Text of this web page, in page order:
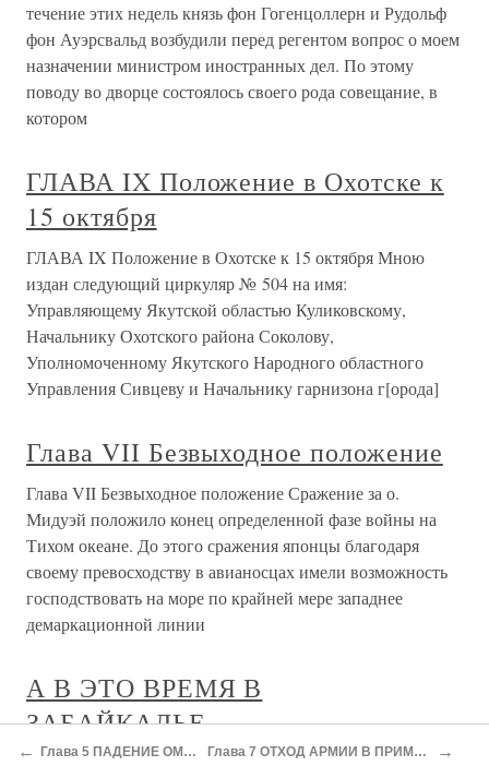
течение этих недель князь фон Гогенцоллерн и Рудольф
фон Ауэрсвальд возбудили перед регентом вопрос о моем
назначении министром иностранных дел. По этому
поводу во дворце состоялось своего рода совещание, в
котором
ГЛАВА IX Положение в Охотске к
15 октября
ГЛАВА IX Положение в Охотске к 15 октября Мною
издан следующий циркуляр № 504 на имя:
Управляющему Якутской областью Куликовскому,
Начальнику Охотского района Соколову,
Уполномоченному Якутского Народного областного
Управления Сивцеву и Начальнику гарнизона г[орода]
Глава VII Безвыходное положение
Глава VII Безвыходное положение Сражение за о.
Мидуэй положило конец определенной фазе войны на
Тихом океане. До этого сражения японцы благодаря
своему превосходству в авианосцах имели возможность
господствовать на море по крайней мере западнее
демаркационной линии
А В ЭТО ВРЕМЯ В
ЗАБАЙКАЛЬЕ…
А В ЭТО ВРЕМЯ В ЗАБАЙКАЛЬЕ… Ликвидация
← Глава 5 ПАДЕНИЕ ОМСКА Глава 7 ОТХОД АРМИИ В ПРИМОРЬЕ →